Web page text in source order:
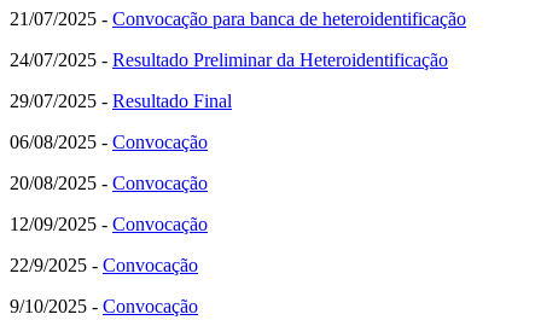
21/07/2025 - Convocação para banca de heteroidentificação
24/07/2025 - Resultado Preliminar da Heteroidentificação
29/07/2025 - Resultado Final
06/08/2025 - Convocação
20/08/2025 - Convocação
12/09/2025 - Convocação
22/9/2025 - Convocação
9/10/2025 - Convocação